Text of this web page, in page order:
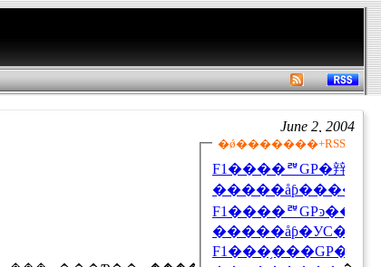
June 2, 2004